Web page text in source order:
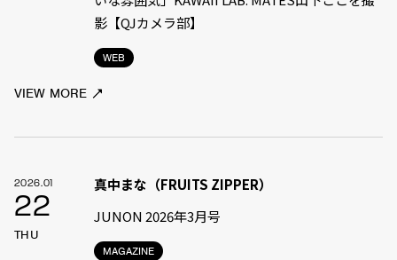
WEB
影【QJカメラ部】
VIEW MORE
2026.01
22
THU
MAGAZINE
真中まな（FRUITS ZIPPER）
JUNON 2026年3月号